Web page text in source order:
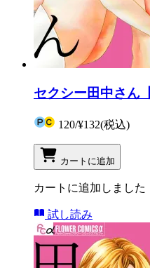
セクシー田中さん
120/¥132(税込)
カートに追加
カートに追加しました
試し読み